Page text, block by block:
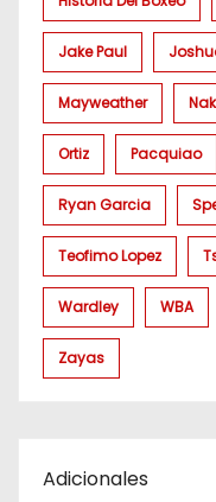
Jake Paul
Mayweather
Ortiz Pacquiao
Ryan Garcia
Teofimo Lopez
Wardley WBA
Zayas
Adicionales